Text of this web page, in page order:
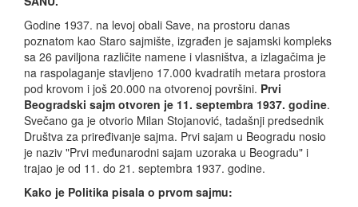
Godine 1937. na levoj obali Save, na prostoru danas
poznatom kao Staro sajmište, izgrađen je sajamski kompleks
sa 26 paviljona različite namene i vlasništva, a izlagačima je
na raspolaganje stavljeno 17.000 kvadratih metara prostora
pod krovom i još 20.000 na otvorenoj površini. Prvi
Beogradski sajm otvoren je 11. septembra 1937. godine.
Svečano ga je otvorio Milan Stojanović, tadašnji predsednik
Društva za priređivanje sajma. Prvi sajam u Beogradu nosio
je naziv "Prvi međunarodni sajam uzoraka u Beogradu" i
trajao je od 11. do 21. septembra 1937. godine.
Kako je Politika pisala o prvom sajmu: